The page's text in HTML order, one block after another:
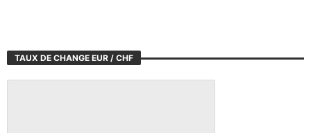
TAUX DE CHANGE EUR / CHF